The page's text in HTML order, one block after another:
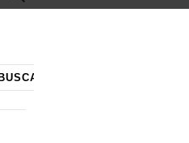
BUSCAR